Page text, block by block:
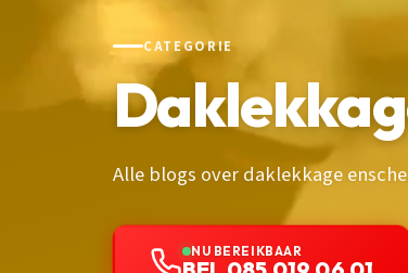
CATEGORIE
Alle blogs over daklekkage
NU BEREIKBAAR